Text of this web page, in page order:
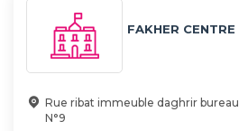
FAKHER CENTRE
Rue ribat immeuble daghrir bureau
N°9